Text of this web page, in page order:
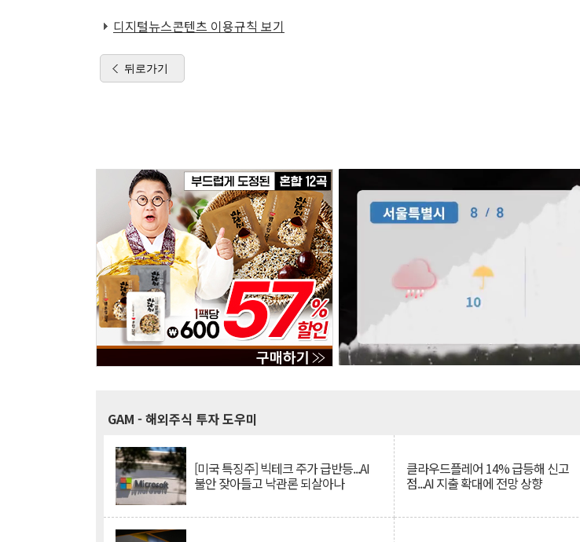
디지털뉴스콘텐츠 이용규칙 보기
뒤로가기
GAM - 해외주식 투자 도우미
[미국 특징주] 빅테크 주가 급반등...AI
불안 잦아들고 낙관론 되살아나
클라우드플레어 14% 급등해 신고
점...AI 지출 확대에 전망 상향